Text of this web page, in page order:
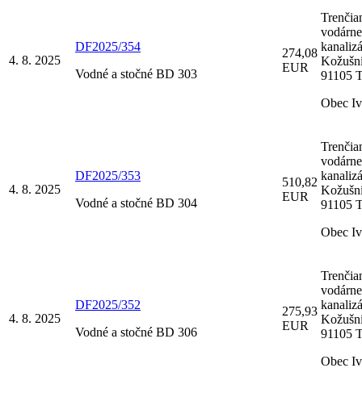
4. 8. 2025
DF2025/354
Vodné a stočné BD 303
274,08
EUR
91105
Obec
4. 8. 2025
DF2025/353
Vodné a stočné BD 304
510,82
EUR
91105
Obec
4. 8. 2025
DF2025/352
Vodné a stočné BD 306
275,93
EUR
91105
Obec